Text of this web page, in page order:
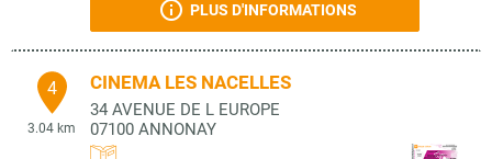
PLUS D'INFORMATIONS
4
3.04 km
CINEMA LES NACELLES
34 AVENUE DE L EUROPE
07100 ANNONAY